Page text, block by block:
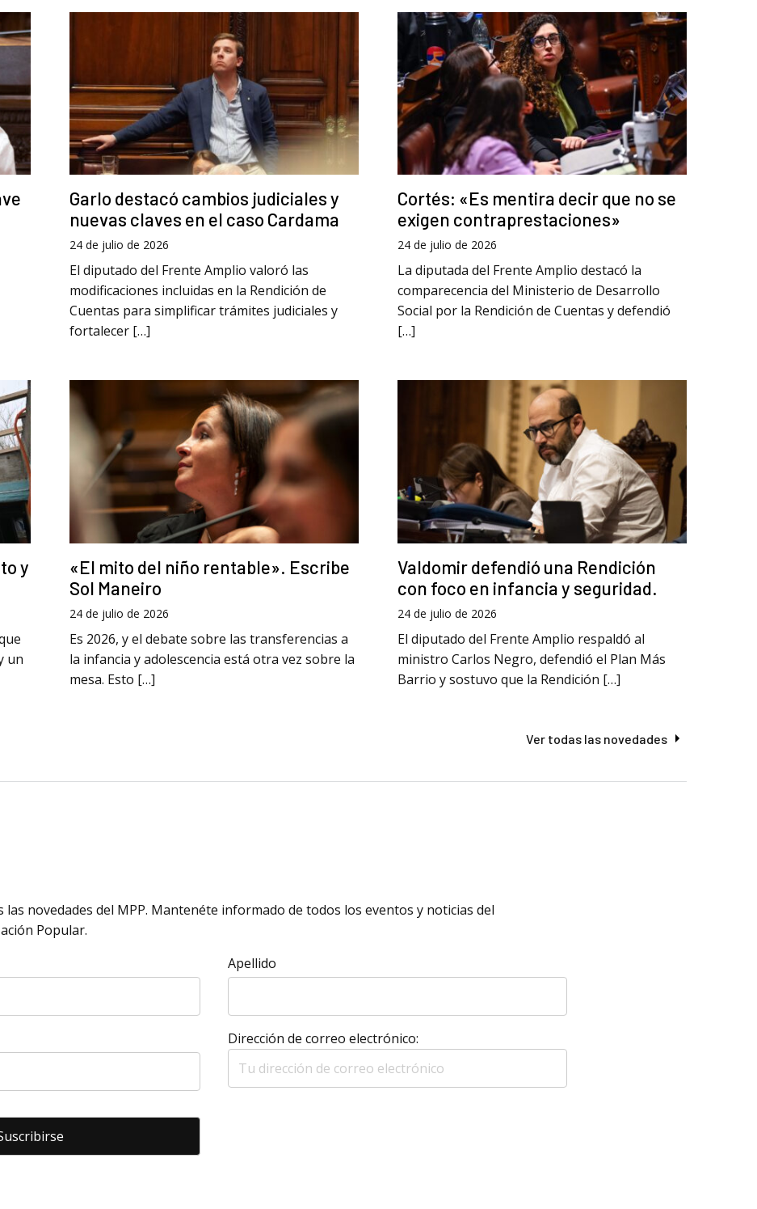
Garlo destacó cambios judiciales y
nuevas claves en el caso Cardama
24 de julio de 2026
El diputado del Frente Amplio valoró las
modificaciones incluidas en la Rendición de
Cuentas para simplificar trámites judiciales y
fortalecer […]
Cortés: «Es mentira decir que no se
exigen contraprestaciones»
24 de julio de 2026
La diputada del Frente Amplio destacó la
comparecencia del Ministerio de Desarrollo
Social por la Rendición de Cuentas y defendió
[…]
y
un
«El mito del niño rentable». Escribe
Sol Maneiro
24 de julio de 2026
Es 2026, y el debate sobre las transferencias a
la infancia y adolescencia está otra vez sobre la
mesa. Esto […]
Valdomir defendió una Rendición
con foco en infancia y seguridad.
24 de julio de 2026
El diputado del Frente Amplio respaldó al
ministro Carlos Negro, defendió el Plan Más
Barrio y sostuvo que la Rendición […]
Ver todas las novedades
las novedades del MPP. Mantenéte informado de todos los eventos y noticias del
Popular.
Apellido
Dirección de correo electrónico: